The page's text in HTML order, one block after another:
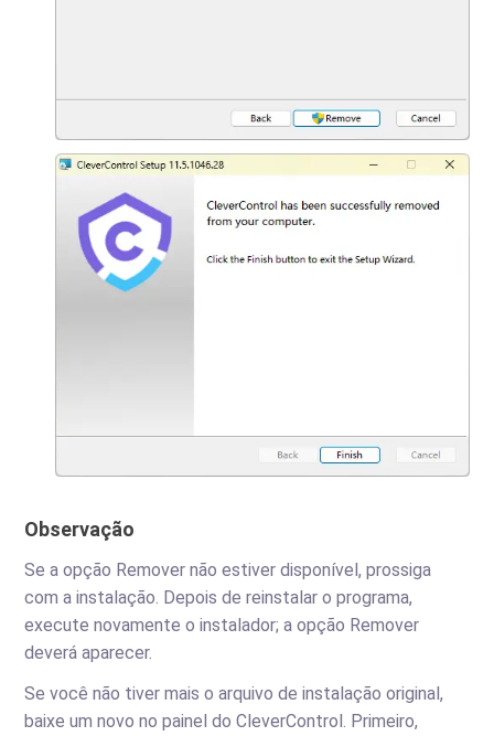
Observação
Se a opção Remover não estiver disponível, prossiga
com a instalação. Depois de reinstalar o programa,
execute novamente o instalador; a opção Remover
deverá aparecer.
Se você não tiver mais o arquivo de instalação original,
baixe um novo no painel do CleverControl. Primeiro,